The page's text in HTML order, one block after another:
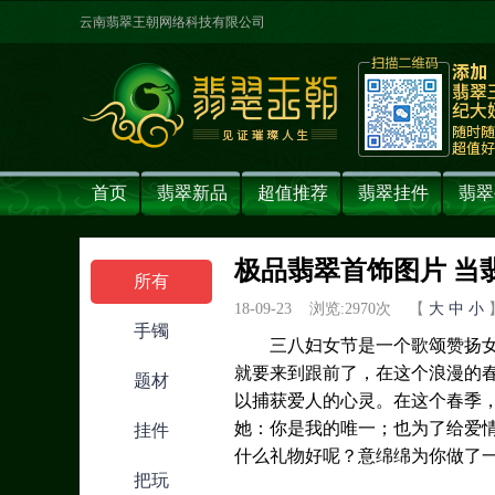
云南翡翠王朝网络科技有限公司
首页 翡翠新品 超值推荐 翡翠挂件 翡
所有
手镯
题材
挂件
把玩
极品翡翠首饰图片 当
18-09-23 浏览:2970次 【 大 中 小
三八妇女节是一个歌颂赞扬
就要来到跟前了，在这个浪漫的
以捕获爱人的心灵。在这个春季
她：你是我的唯一；也为了给爱
什么礼物好呢？意绵绵为你做了